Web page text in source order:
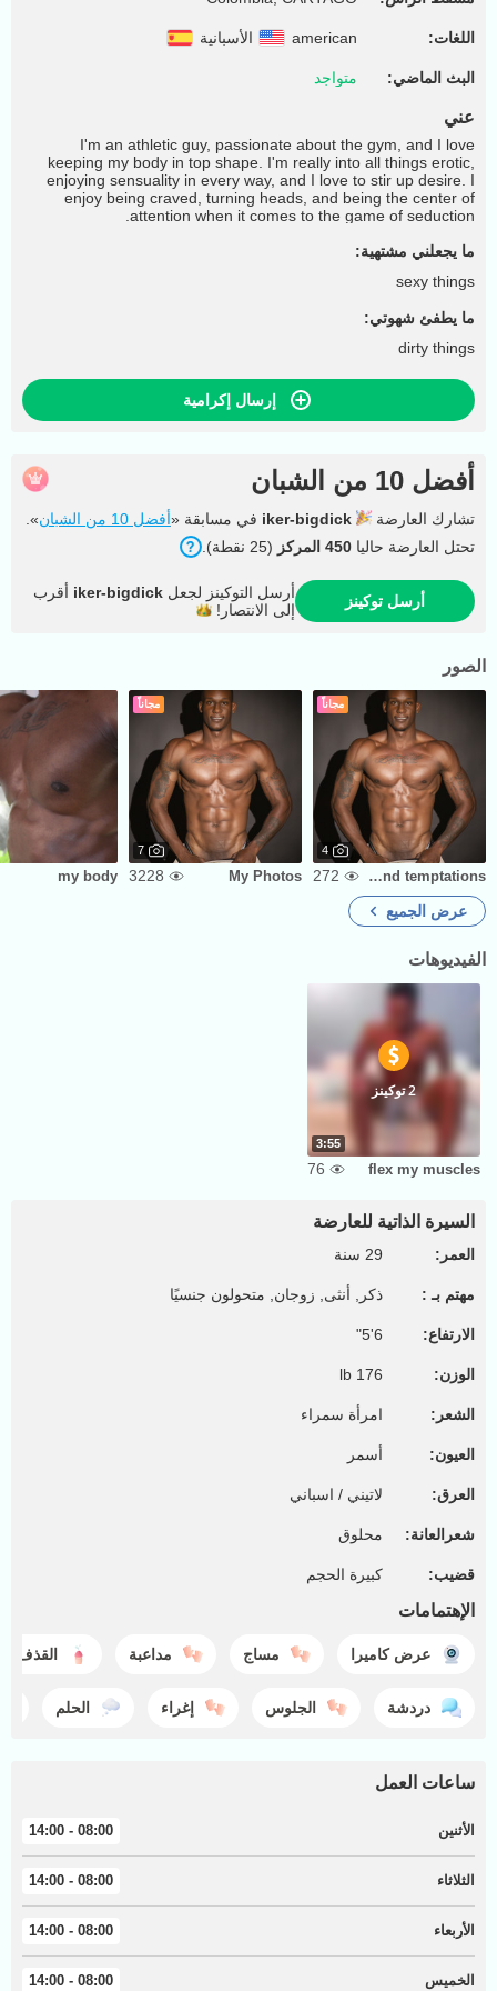
اللغات: american الأسبانية
البث الماضي: متواجد
عني
I'm an athletic guy, passionate about the gym, and I love
keeping my body in top shape. I'm really into all things erotic,
enjoying sensuality in every way, and I love to stir up desire. I
enjoy being craved, turning heads, and being the center of
attention when it comes to the game of seduction.
ما يجعلني مشتهية:
sexy things
ما يطفئ شهوتي:
dirty things
إرسال إكرامية
أفضل 10 من الشبان
تشارك العارضة iker-bigdick في مسابقة «أفضل 10 من الشبان
».
تحتل العارضة حاليا 450 المركز (25 نقطة).
أرسل توكينز أرسل التوكينز لجعل iker-bigdick أقرب
إلى الانتصار!
الصور
مجاناً
4
Between lights and temptations
272
مجاناً
7
My Photos
3228
my body
عرض الجميع
الفيديوهات
3:55
2 توكينز
flex my muscles
76
السيرة الذاتية للعارضة
العمر: 29 سنة
مهتم بـ : ذكر, أنثى, زوجان, متحولون جنسيًا
الارتفاع: 6'5"
الوزن: 176 lb
الشعر: امرأة سمراء
العيون: أسمر
العرق: لاتيني / اسباني
شعرالعانة: محلوق
قضيب: كبيرة الحجم
الإهتمامات
عرض كاميرا مساج مداعبة القذف
دردشة الجلوس إغراء الحلم
ساعات العمل
الأثنين 08:00 - 14:00
الثلاثاء 08:00 - 14:00
الأربعاء 08:00 - 14:00
الخميس 08:00 - 14:00